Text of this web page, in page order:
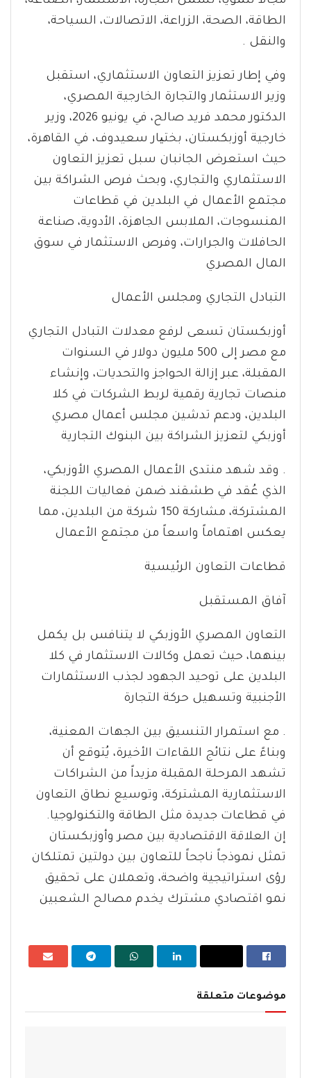
الطاقة، الصحة، الزراعة، الاتصالات، السياحة،
والنقل .
وفي إطار تعزيز التعاون الاستثماري، استقبل
وزير الاستثمار والتجارة الخارجية المصري،
الدكتور محمد فريد صالح، في يونيو 2026، وزير
خارجية أوزبكستان، بختیار سعيدوف، في القاهرة،
حيث استعرض الجانبان سبل تعزيز التعاون
الاستثماري والتجاري، وبحث فرص الشراكة بين
مجتمع الأعمال في البلدين في قطاعات
المنسوجات، الملابس الجاهزة، الأدوية، صناعة
الحافلات والجرارات، وفرص الاستثمار في سوق
المال المصري
التبادل التجاري ومجلس الأعمال
أوزبكستان تسعى لرفع معدلات التبادل التجاري
مع مصر إلى 500 مليون دولار في السنوات
المقبلة، عبر إزالة الحواجز والتحديات، وإنشاء
منصات تجارية رقمية لربط الشركات في كلا
البلدين، ودعم تدشين مجلس أعمال مصري
أوزبكي لتعزيز الشراكة بين البنوك التجارية
. وقد شهد منتدى الأعمال المصري الأوزبكي،
الذي عُقد في طشقند ضمن فعاليات اللجنة
المشتركة، مشاركة 150 شركة من البلدين، مما
يعكس اهتماماً واسعاً من مجتمع الأعمال
قطاعات التعاون الرئيسية
آفاق المستقبل
التعاون المصري الأوزبكي لا يتنافس بل يكمل
بينهما، حيث تعمل وكالات الاستثمار في كلا
البلدين على توحيد الجهود لجذب الاستثمارات
الأجنبية وتسهيل حركة التجارة
. مع استمرار التنسيق بين الجهات المعنية،
وبناءً على نتائج اللقاءات الأخيرة، يُتوقع أن
تشهد المرحلة المقبلة مزيداً من الشراكات
الاستثمارية المشتركة، وتوسيع نطاق التعاون
في قطاعات جديدة مثل الطاقة والتكنولوجيا.
إن العلاقة الاقتصادية بين مصر وأوزبكستان
تمثل نموذجاً ناجحاً للتعاون بين دولتين تمتلكان
رؤى استراتيجية واضحة، وتعملان على تحقيق
نمو اقتصادي مشترك يخدم مصالح الشعبين
موضوعات متعلقة